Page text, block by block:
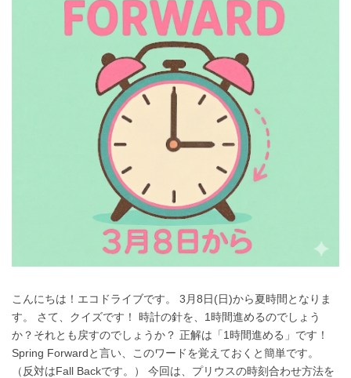
こんにちは！エコドライブです。 3月8日(日)から夏時間となりま
す。 さて、クイズです！ 時計の針を、1時間進めるのでしょう
か？それとも戻すのでしょうか？ 正解は「1時間進める」です！
Spring Forwardと言い、このワードを覚えておくと簡単です。
（反対はFall Backです。） 今回は、プリウスの時刻合わせ方法を